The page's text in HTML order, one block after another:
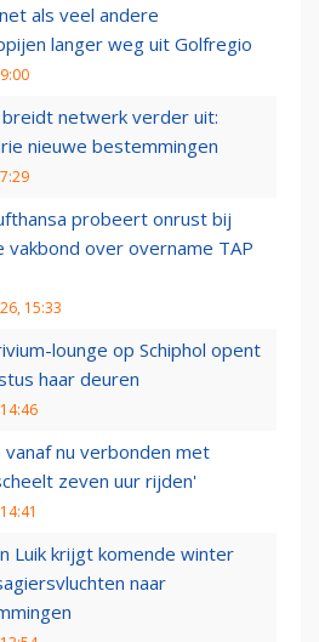
als veel andere
langer weg uit Golfregio
breidt netwerk verder uit:
nieuwe bestemmingen
probeert onrust bij
vakbond over overname TAP
15:33
lounge op Schiphol opent
haar deuren
vanaf nu verbonden met
zeven uur rijden'
Luik krijgt komende winter
naar